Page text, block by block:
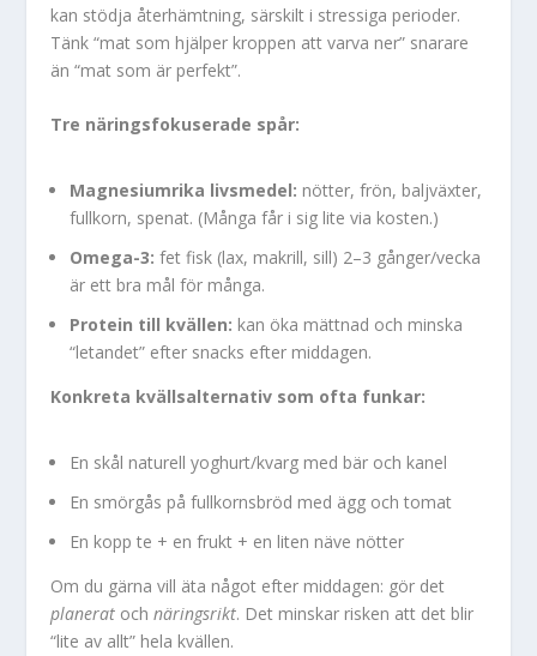
kan stödja återhämtning, särskilt i stressiga perioder.
Tänk “mat som hjälper kroppen att varva ner” snarare
än “mat som är perfekt”.
Tre näringsfokuserade spår:
Magnesiumrika livsmedel: nötter, frön, baljväxter,
fullkorn, spenat. (Många får i sig lite via kosten.)
Omega-3: fet fisk (lax, makrill, sill) 2–3 gånger/vecka
är ett bra mål för många.
Protein till kvällen: kan öka mättnad och minska
“letandet” efter snacks efter middagen.
Konkreta kvällsalternativ som ofta funkar:
En skål naturell yoghurt/kvarg med bär och kanel
En smörgås på fullkornsbröd med ägg och tomat
En kopp te + en frukt + en liten näve nötter
Om du gärna vill äta något efter middagen: gör det
planerat ochnäringsrikt. Det minskar risken att det blir
“lite av allt” hela kvällen.